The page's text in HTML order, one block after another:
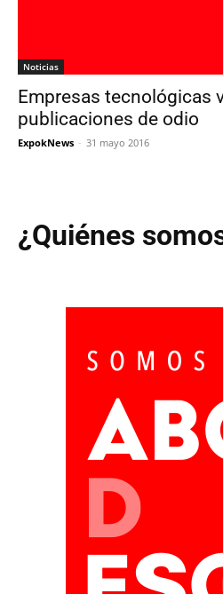
Noticias
Empresas tecnológicas
publicaciones de odio
ExpokNews - 31 mayo 2016
¿Quiénes